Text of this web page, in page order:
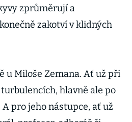
zprůměrují a
zakotví v klidných
u Miloše Zemana. Ať už při
hlavně ale po
pro jeho nástupce, ať už